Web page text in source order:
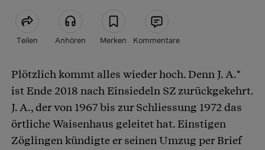
Teilen Anhören Merken Kommentare
Artikel teilen
Plötzlich kommt alles wieder hoch. Denn J. A.*
ist Ende 2018 nach Einsiedeln SZ zurückgekehrt.
J. A., der von 1967 bis zur Schliessung 1972 das
örtliche Waisenhaus geleitet hat. Einstigen
Zöglingen kündigte er seinen Umzug per Brief